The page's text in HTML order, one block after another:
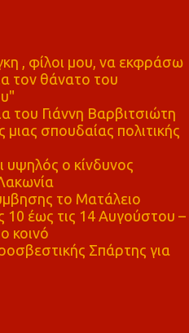
, φίλοι μου, να εκφράσω
τον θάνατο του
Γιάννη Βαρβιτσιώτη
σπουδαίας πολιτικής
ο κίνδυνος
το Ματάλειο
10 έως τις 14 Αυγούστου –
κοινό
Σπάρτης για